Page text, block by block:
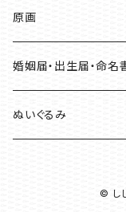
お弁当箱・カトラリー
原画
婚姻届・出生届・命名
ぬいぐるみ
© し